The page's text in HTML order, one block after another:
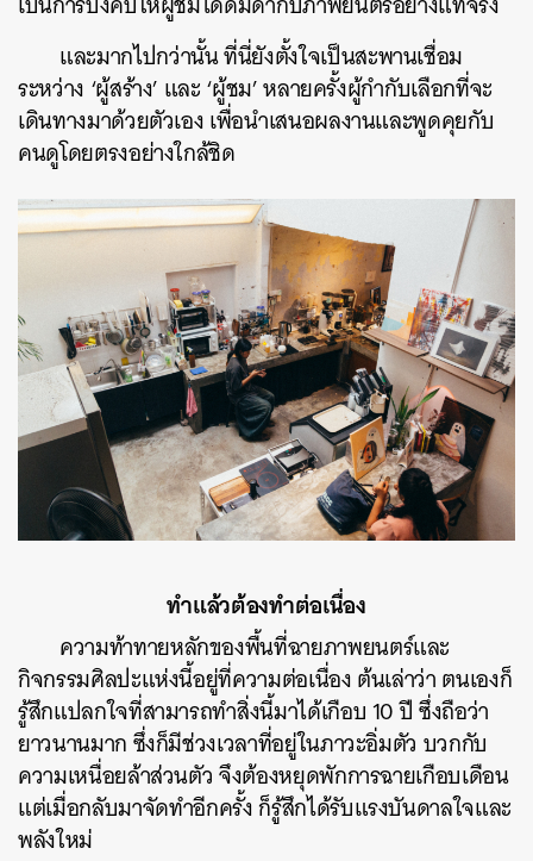
และมากไปกว่านั้น ที่นี่ยังตั้งใจเป็นสะพานเชื่อม
ระหว่าง ‘ผู้สร้าง’ และ ‘ผู้ชม’ หลายครั้งผู้กำกับเลือกที่จะ
เดินทางมาด้วยตัวเอง เพื่อนำเสนอผลงานและพูดคุยกับ
คนดูโดยตรงอย่างใกล้ชิด
ทำแล้วต้องทำต่อเนื่อง
ความท้าทายหลักของพื้นที่ฉายภาพยนตร์และ
กิจกรรมศิลปะแห่งนี้อยู่ที่ความต่อเนื่อง ต้นเล่าว่า ตนเองก็
รู้สึกแปลกใจที่สามารถทำสิ่งนี้มาได้เกือบ 10 ปี ซึ่งถือว่า
ยาวนานมาก ซึ่งก็มีช่วงเวลาที่อยู่ในภาวะอิ่มตัว บวกกับ
ความเหนื่อยล้าส่วนตัว จึงต้องหยุดพักการฉายเกือบเดือน
แต่เมื่อกลับมาจัดทำอีกครั้ง ก็รู้สึกได้รับแรงบันดาลใจและ
พลังใหม่